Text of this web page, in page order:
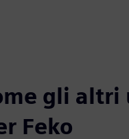
gli altri
Feko